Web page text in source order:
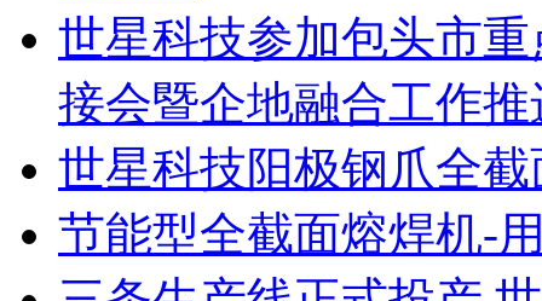
世星科技参加包头市
接会暨企地融合工作推
世星科技阳极钢爪全
节能型全截面熔焊机-